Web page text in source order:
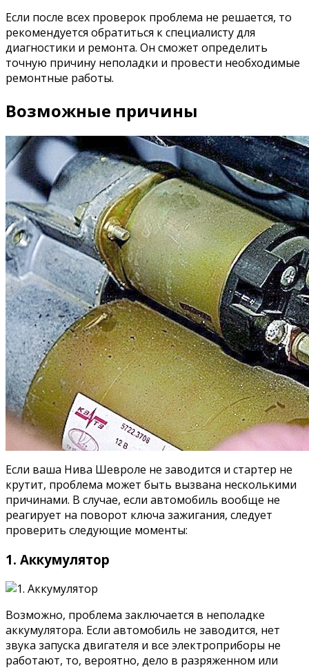
Если после всех проверок проблема не решается, то
рекомендуется обратиться к специалисту для
диагностики и ремонта. Он сможет определить
точную причину неполадки и провести необходимые
ремонтные работы.
Возможные причины
Если ваша Нива Шевроле не заводится и стартер не
крутит, проблема может быть вызвана несколькими
причинами. В случае, если автомобиль вообще не
реагирует на поворот ключа зажигания, следует
проверить следующие моменты:
1. Аккумулятор
Возможно, проблема заключается в неполадке
аккумулятора. Если автомобиль не заводится, нет
звука запуска двигателя и все электроприборы не
работают, то, вероятно, дело в разряженном или